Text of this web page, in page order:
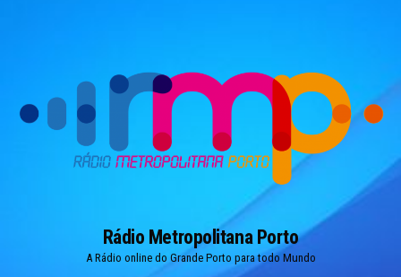
Rádio Metropolitana Porto
A Rádio online do Grande Porto para todo Mundo